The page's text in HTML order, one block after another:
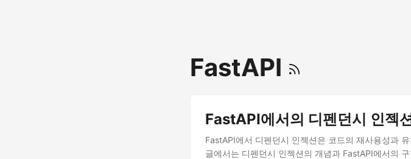
FastAPI
FastAPI에서의 디펜던시 인
FastAPI에서 디펜던시 인젝션은 코드의 재사용성과
글에서는 디펜던시 인젝션의 개념과 FastAPI에서의